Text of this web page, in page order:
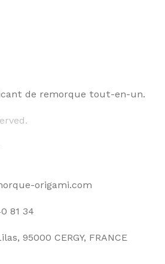
de remorque tout-en-un.
origami.com
81 34
95000 CERGY, FRANCE